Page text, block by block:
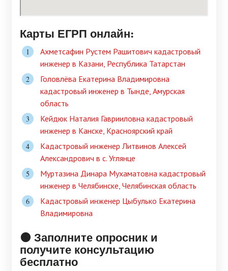
Карты ЕГРП онлайн:
Ахметсафин Рустем Рашитович кадастровый
инженер в Казани, Республика Татарстан
Головлёва Екатерина Владимировна
кадастровый инженер в Тынде, Амурская
область
Кейдюк Наталия Гаврииловна кадастровый
инженер в Канске, Красноярский край
Кадастровый инженер Литвинов Алексей
Александрович в c. Углянце
Муртазина Динара Мухаматовна кадастровый
инженер в Челябинске, Челябинская область
Кадастровый инженер Цыбулько Екатерина
Владимировна
🟠 Заполните опросник и
получите консультацию
бесплатно